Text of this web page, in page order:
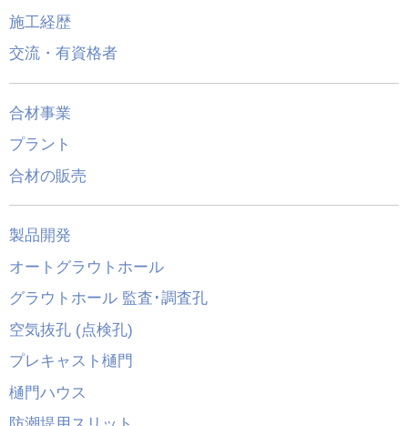
施工経歴
交流・有資格者
合材事業
プラント
合材の販売
製品開発
オートグラウトホール
グラウトホール 監査･調査孔
空気抜孔 (点検孔)
プレキャスト樋門
樋門ハウス